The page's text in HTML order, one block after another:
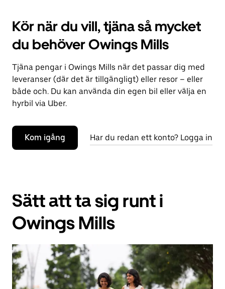
Kör när du vill, tjäna så mycket
du behöver Owings Mills
Tjäna pengar i Owings Mills när det passar dig med
leveranser (där det är tillgängligt) eller resor – eller
både och. Du kan använda din egen bil eller välja en
hyrbil via Uber.
Kom igång Har du redan ett konto? Logga in
Sätt att ta sig runt i
Owings Mills